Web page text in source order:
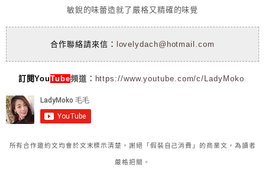
敏銳的味蕾造就了嚴格又精確的味覺
合作聯絡請來信： lovelydach@hotmail.com
訂閱YouTube頻道： https://www.youtube.com/c/LadyMoko
所有合作邀約文均會於文末標示清楚，謝絕「假裝自己消費」的商業文，為讀者
嚴格把關。